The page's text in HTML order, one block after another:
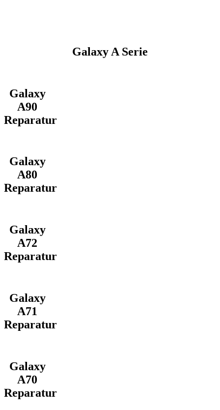
Galaxy A Serie
Galaxy
A90
Reparatur
Galaxy
A80
Reparatur
Galaxy
A72
Reparatur
Galaxy
A71
Reparatur
Galaxy
A70
Reparatur